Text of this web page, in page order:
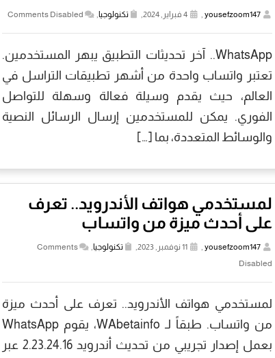
yousefzoom147
, 4 فبراير, 2024, تكنولوجيا,
Comments Disabled
WhatsApp.. آخر تحديثات التطبيق يبهر المستخدمين.
تعتبر واتساب واحدة من أشهر تطبيقات التراسل في
العالم، حيث يقدم وسيلة فعالة وسهلة للتواصل
الفوري. يمكن للمستخدمين إرسال الرسائل النصية
والوسائط المتعددة، بما […]
لمستخدمي هواتف الأندرويد.. تعرف
على أحدث ميزة من واتساب
yousefzoom147
, 11 نوفمبر, 2023, تكنولوجيا,
Comments
Disabled
لمستخدمي هواتف الأندرويد.. تعرف على أحدث ميزة
من واتساب. طبقاً لـ WAbetainfo، يقوم WhatsApp
بعمل إصدار تجريبي من تحديث أندرويد 2.23.24.16 عبر